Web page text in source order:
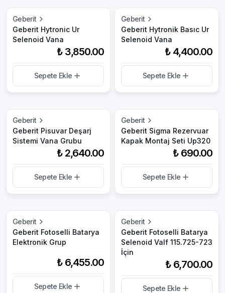
Geberit
Geberit Hytronic Ur
Selenoid Vana
₺ 3,850.00
Sepete Ekle
Geberit
Geberit Hytronik Basıc Ur
Selenoid Vana
₺ 4,400.00
Sepete Ekle
Geberit
Geberit Pisuvar Deşarj
Sistemi Vana Grubu
₺ 2,640.00
Sepete Ekle
Geberit
Geberit Sigma Rezervuar
Kapak Montaj Seti Up320
₺ 690.00
Sepete Ekle
Geberit
Geberit Fotoselli Batarya
Elektronik Grup
₺ 6,455.00
Sepete Ekle
Geberit
Geberit Fotoselli Batarya
Selenoid Valf 115.725-723
İçin
₺ 6,700.00
Sepete Ekle